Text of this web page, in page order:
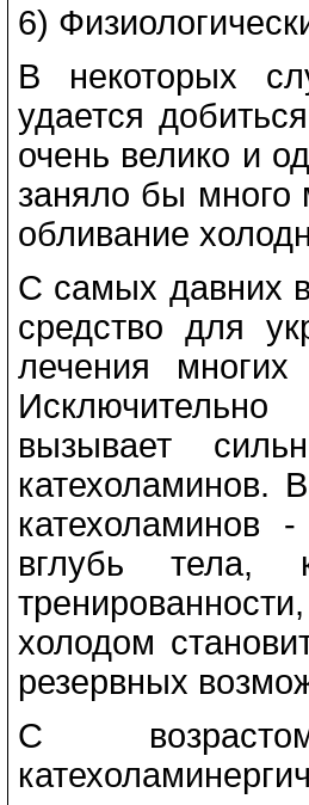
6)
В некоторых
удается
очень велико и
заняло бы
обливание
С самых давних
средство для
лечения многих
вызывает
катехоламинов.
катехоламинов
вглубь тела,
холодом
резервных
С